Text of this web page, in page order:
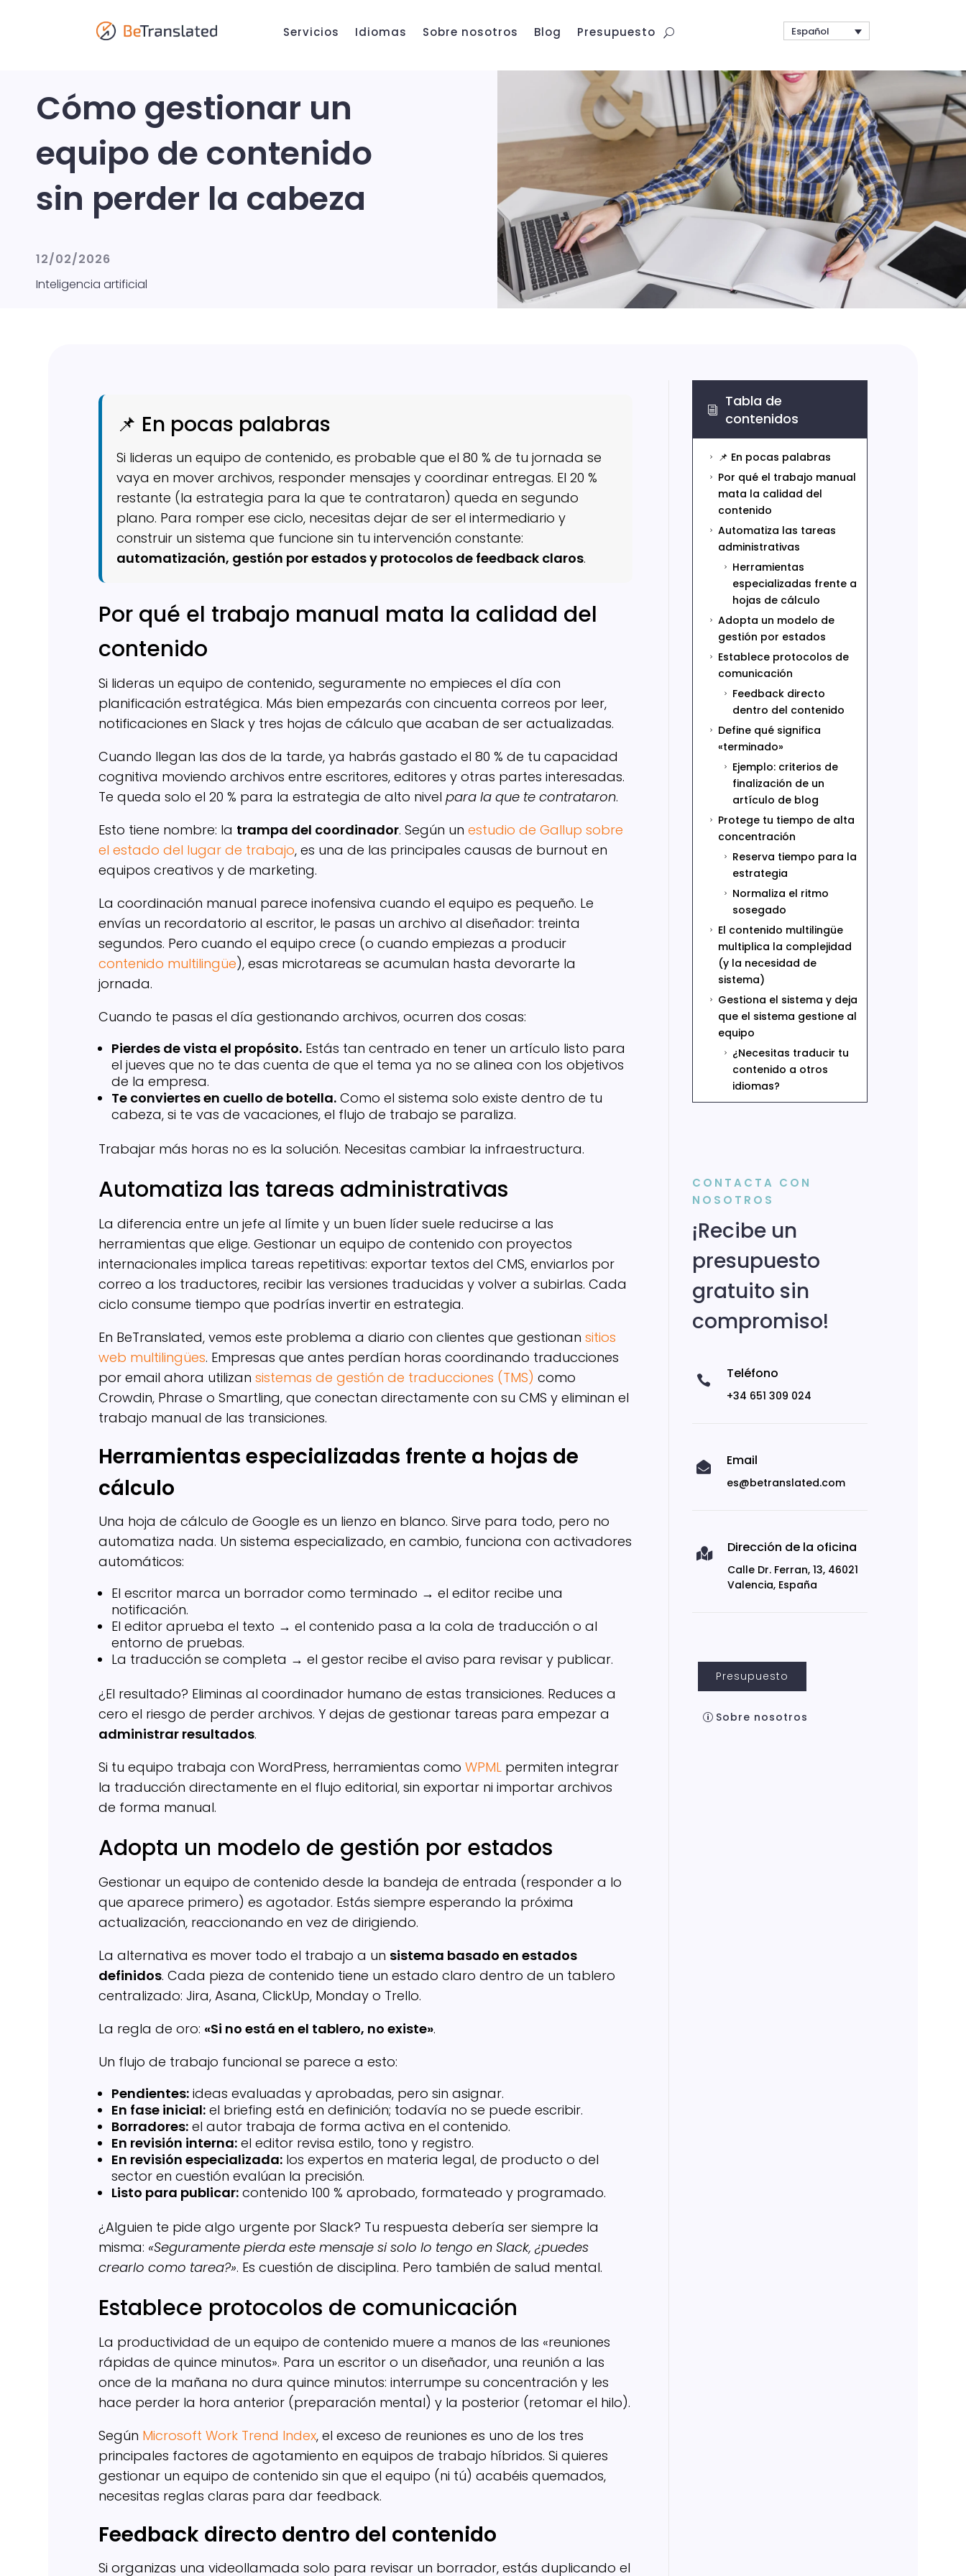
Servicios Idiomas Sobre nosotros Blog Presupuesto Español
Cómo gestionar un
equipo de contenido
sin perder la cabeza
12/02/2026
Inteligencia artificial
📌 En pocas palabras
Si lideras un equipo de contenido, es probable que el 80 % de tu jornada se
vaya en mover archivos, responder mensajes y coordinar entregas. El 20 %
restante (la estrategia para la que te contrataron) queda en segundo
plano. Para romper ese ciclo, necesitas dejar de ser el intermediario y
construir un sistema que funcione sin tu intervención constante:
automatización, gestión por estados y protocolos de feedback claros.
Por qué el trabajo manual mata la calidad del
contenido
Si lideras un equipo de contenido, seguramente no empieces el día con
planificación estratégica. Más bien empezarás con cincuenta correos por leer,
notificaciones en Slack y tres hojas de cálculo que acaban de ser actualizadas.
Cuando llegan las dos de la tarde, ya habrás gastado el 80 % de tu capacidad
cognitiva moviendo archivos entre escritores, editores y otras partes interesadas.
Te queda solo el 20 % para la estrategia de alto nivelpara la que te contrataron.
Esto tiene nombre: la trampa del coordinador. Según unestudio de Gallup sobre
el estado del lugar de trabajo, es una de las principales causas de burnout en
equipos creativos y de marketing.
La coordinación manual parece inofensiva cuando el equipo es pequeño. Le
envías un recordatorio al escritor, le pasas un archivo al diseñador: treinta
segundos. Pero cuando el equipo crece (o cuando empiezas a producir
contenido multilingüe), esas microtareas se acumulan hasta devorarte la
jornada.
Cuando te pasas el día gestionando archivos, ocurren dos cosas:
Pierdes de vista el propósito. Estás tan centrado en tener un artículo listo para
el jueves que no te das cuenta de que el tema ya no se alinea con los objetivos
de la empresa.
Te conviertes en cuello de botella. Como el sistema solo existe dentro de tu
cabeza, si te vas de vacaciones, el flujo de trabajo se paraliza.
Trabajar más horas no es la solución. Necesitas cambiar la infraestructura.
Automatiza las tareas administrativas
La diferencia entre un jefe al límite y un buen líder suele reducirse a las
herramientas que elige. Gestionar un equipo de contenido con proyectos
internacionales implica tareas repetitivas: exportar textos del CMS, enviarlos por
correo a los traductores, recibir las versiones traducidas y volver a subirlas. Cada
ciclo consume tiempo que podrías invertir en estrategia.
En BeTranslated, vemos este problema a diario con clientes que gestionansitios
web multilingües. Empresas que antes perdían horas coordinando traducciones
por email ahora utilizansistemas de gestión de traducciones (TMS) como
Crowdin, Phrase o Smartling, que conectan directamente con su CMS y eliminan el
trabajo manual de las transiciones.
Herramientas especializadas frente a hojas de
cálculo
Una hoja de cálculo de Google es un lienzo en blanco. Sirve para todo, pero no
automatiza nada. Un sistema especializado, en cambio, funciona con activadores
automáticos:
El escritor marca un borrador como terminado → el editor recibe una
notificación.
El editor aprueba el texto → el contenido pasa a la cola de traducción o al
entorno de pruebas.
La traducción se completa → el gestor recibe el aviso para revisar y publicar.
¿El resultado? Eliminas al coordinador humano de estas transiciones. Reduces a
cero el riesgo de perder archivos. Y dejas de gestionar tareas para empezar a
administrar resultados.
Si tu equipo trabaja con WordPress, herramientas comoWPML permiten integrar
la traducción directamente en el flujo editorial, sin exportar ni importar archivos
de forma manual.
Adopta un modelo de gestión por estados
Gestionar un equipo de contenido desde la bandeja de entrada (responder a lo
que aparece primero) es agotador. Estás siempre esperando la próxima
actualización, reaccionando en vez de dirigiendo.
La alternativa es mover todo el trabajo a un sistema basado en estados
definidos. Cada pieza de contenido tiene un estado claro dentro de un tablero
centralizado: Jira, Asana, ClickUp, Monday o Trello.
La regla de oro: «Si no está en el tablero, no existe».
Un flujo de trabajo funcional se parece a esto:
Pendientes: ideas evaluadas y aprobadas, pero sin asignar.
En fase inicial: el briefing está en definición; todavía no se puede escribir.
Borradores: el autor trabaja de forma activa en el contenido.
En revisión interna: el editor revisa estilo, tono y registro.
En revisión especializada: los expertos en materia legal, de producto o del
sector en cuestión evalúan la precisión.
Listo para publicar: contenido 100 % aprobado, formateado y programado.
¿Alguien te pide algo urgente por Slack? Tu respuesta debería ser siempre la
misma: «Seguramente pierda este mensaje si solo lo tengo en Slack, ¿puedes
crearlo como tarea?». Es cuestión de disciplina. Pero también de salud mental.
Establece protocolos de comunicación
La productividad de un equipo de contenido muere a manos de las «reuniones
rápidas de quince minutos». Para un escritor o un diseñador, una reunión a las
once de la mañana no dura quince minutos: interrumpe su concentración y les
hace perder la hora anterior (preparación mental) y la posterior (retomar el hilo).
Según Microsoft Work Trend Index, el exceso de reuniones es uno de los tres
principales factores de agotamiento en equipos de trabajo híbridos. Si quieres
gestionar un equipo de contenido sin que el equipo (ni tú) acabéis quemados,
necesitas reglas claras para dar feedback.
Feedback directo dentro del contenido
Si organizas una videollamada solo para revisar un borrador, estás duplicando el
i
Tabla de
contenidos
5 📌 En pocas palabras
5
Por qué el trabajo manual
mata la calidad del
contenido
5
Automatiza las tareas
administrativas
5
Herramientas
especializadas frente a
hojas de cálculo
5
Adopta un modelo de
gestión por estados
5
Establece protocolos de
comunicación
5
Feedback directo
dentro del contenido
5
Define qué significa
«terminado»
5
Ejemplo: criterios de
finalización de un
artículo de blog
5
Protege tu tiempo de alta
concentración
5
Reserva tiempo para la
estrategia
5
Normaliza el ritmo
sosegado
5
El contenido multilingüe
multiplica la complejidad
(y la necesidad de
sistema)
5
Gestiona el sistema y deja
que el sistema gestione al
equipo
5
¿Necesitas traducir tu
contenido a otros
idiomas?
CONTACTA CON
NOSOTROS
¡Recibe un
presupuesto
gratuito sin
compromiso!
 Teléfono
+34 651 309 024
 Email
es@betranslated.com
 Dirección de la oficina
Calle Dr. Ferran, 13, 46021
Valencia, España
Presupuesto
Sobre nosotros